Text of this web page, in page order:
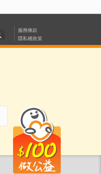
服務條款
隱私權政策